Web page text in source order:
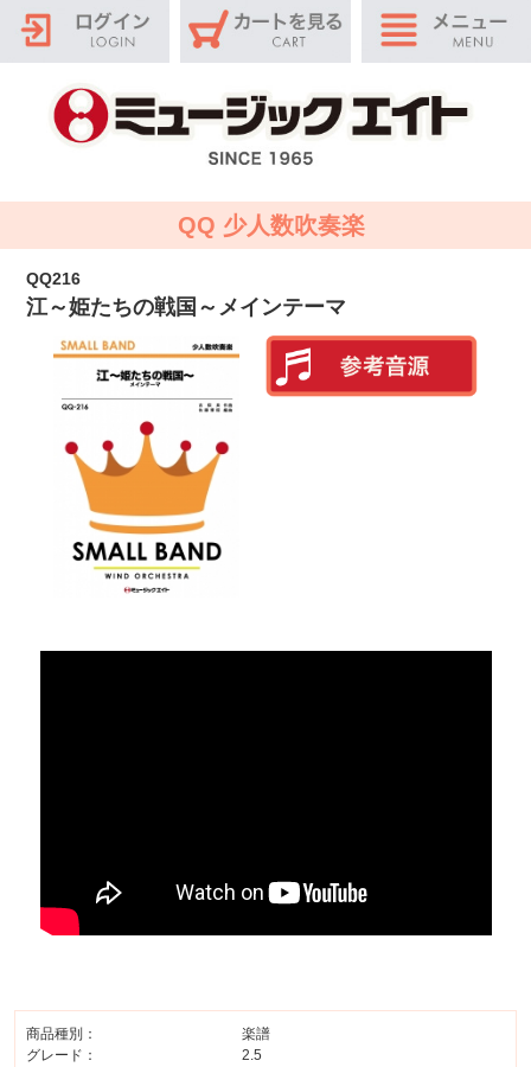
QQ 少人数吹奏楽
QQ216
江～姫たちの戦国～メインテーマ
商品種別：
楽譜
グレード：
2.5